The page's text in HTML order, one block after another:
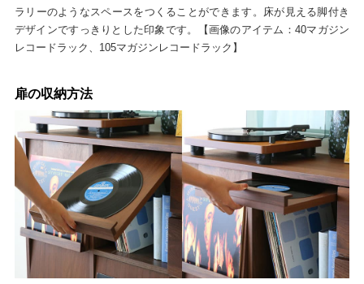
ラリーのようなスペースをつくることができます。床が見える脚付き
デザインですっきりとした印象です。【画像のアイテム：40マガジン
レコードラック、105マガジンレコードラック】
扉の収納方法